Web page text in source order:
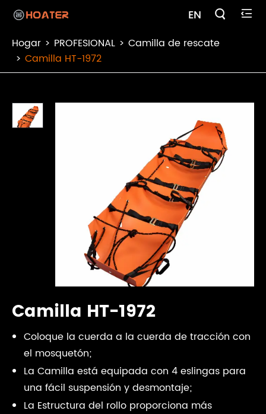
EN  
Hogar PROFESIONAL
Camilla de rescate
Camilla HT-1972
Camilla HT-1972
Coloque la cuerda a la cuerda de tracción con
el mosquetón;
La Camilla está equipada con 4 eslingas para
una fácil suspensión y desmontaje;
La Estructura del rollo proporciona más